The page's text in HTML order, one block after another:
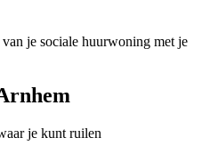
je sociale huurwoning met je
je kunt ruilen